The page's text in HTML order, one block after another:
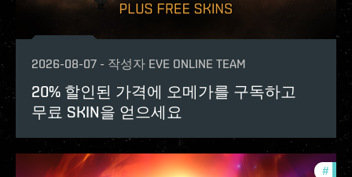
2026-08-07 - 작성자 EVE ONLINE TEAM
20% 할인된 가격에 오메가를 구독하고
무료 SKIN을 얻으세요
#